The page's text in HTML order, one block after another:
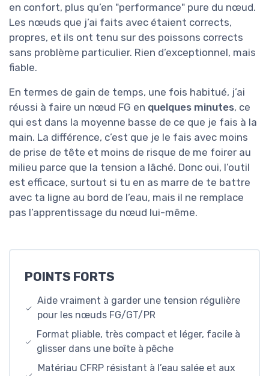
en confort, plus qu’en "performance" pure du nœud.
Les nœuds que j’ai faits avec étaient corrects,
propres, et ils ont tenu sur des poissons corrects
sans problème particulier. Rien d’exceptionnel, mais
fiable.
En termes de gain de temps, une fois habitué, j’ai
réussi à faire un nœud FG en quelques minutes, ce
qui est dans la moyenne basse de ce que je fais à la
main. La différence, c’est que je le fais avec moins
de prise de tête et moins de risque de me foirer au
milieu parce que la tension a lâché. Donc oui, l’outil
est efficace, surtout si tu en as marre de te battre
avec ta ligne au bord de l’eau, mais il ne remplace
pas l’apprentissage du nœud lui-même.
POINTS FORTS
Aide vraiment à garder une tension régulière
pour les nœuds FG/GT/PR
Format pliable, très compact et léger, facile à
glisser dans une boîte à pêche
Matériau CFRP résistant à l’eau salée et aux